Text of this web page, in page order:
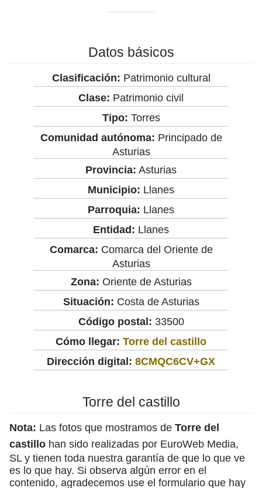
Datos básicos
Clasificación: Patrimonio cultural
Clase: Patrimonio civil
Tipo: Torres
Comunidad autónoma: Principado de
Asturias
Provincia: Asturias
Municipio: Llanes
Parroquia: Llanes
Entidad: Llanes
Comarca: Comarca del Oriente de
Asturias
Zona: Oriente de Asturias
Situación: Costa de Asturias
Código postal: 33500
Cómo llegar: Torre del castillo
Dirección digital: 8CMQC6CV+GX
Torre del castillo
Nota: Las fotos que mostramos de Torre del
castillo han sido realizadas por EuroWeb Media,
SL y tienen toda nuestra garantía de que lo que ve
es lo que hay. Si observa algún error en el
contenido, agradecemos use el formulario que hay